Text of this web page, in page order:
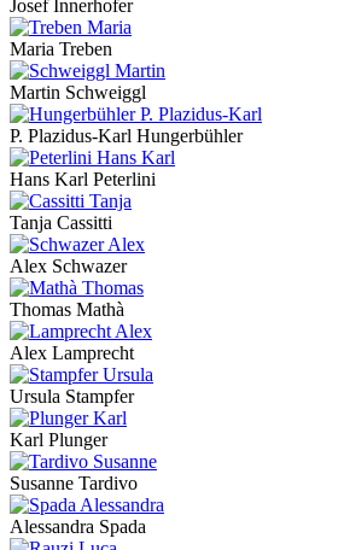
Josef Innerhofer
Maria Treben
Martin Schweiggl
P. Plazidus-Karl Hungerbühler
Hans Karl Peterlini
Tanja Cassitti
Alex Schwazer
Thomas Mathà
Alex Lamprecht
Ursula Stampfer
Karl Plunger
Susanne Tardivo
Alessandra Spada